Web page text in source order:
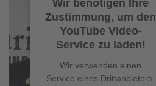
Wir benötigen Ihre
Zustimmung, um den
YouTube Video-
Service zu laden!
Wir verwenden einen
Service eines Drittanbieters,